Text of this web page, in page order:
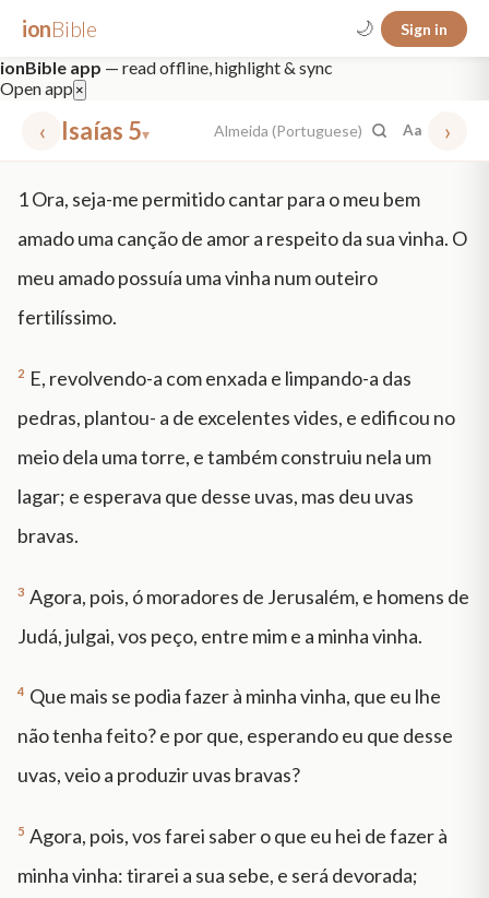
ionBible 🌙 Sign in
ionBible app — read offline, highlight & sync
Open app ×
‹ Isaías 5▾ Almeida (Portuguese) Aa ›
mt 5 nt faith "peace that passeth" grace -law
1Ora, seja-me permitido cantar para o meu bem
amado uma canção de amor a respeito da sua vinha. O
meu amado possuía uma vinha num outeiro
fertilíssimo.
2 E, revolvendo-a com enxada e limpando-a das
pedras, plantou- a de excelentes vides, e edificou no
meio dela uma torre, e também construiu nela um
lagar; e esperava que desse uvas, mas deu uvas
bravas.
3 Agora, pois, ó moradores de Jerusalém, e homens de
Judá, julgai, vos peço, entre mim e a minha vinha.
4 Que mais se podia fazer à minha vinha, que eu lhe
não tenha feito? e por que, esperando eu que desse
uvas, veio a produzir uvas bravas?
5 Agora, pois, vos farei saber o que eu hei de fazer à
minha vinha: tirarei a sua sebe, e será devorada;